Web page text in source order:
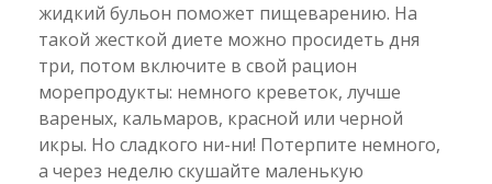
жидкий бульон поможет пищеварению. На
такой жесткой диете можно просидеть дня
три, потом включите в свой рацион
морепродукты: немного креветок, лучше
вареных, кальмаров, красной или черной
икры. Но сладкого ни-ни! Потерпите немного,
а через неделю скушайте маленькую